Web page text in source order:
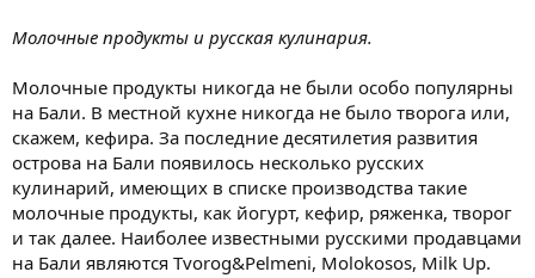
Молочные продукты и русская кулинария.
Молочные продукты никогда не были особо популярны
на Бали. В местной кухне никогда не было творога или,
скажем, кефира. За последние десятилетия развития
острова на Бали появилось несколько русских
кулинарий, имеющих в списке производства такие
молочные продукты, как йогурт, кефир, ряженка, творог
и так далее. Наиболее известными русскими продавцами
на Бали являются Tvorog&Pelmeni, Molokosos, Milk Up.